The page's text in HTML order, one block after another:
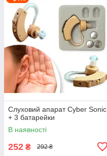
Слуховий апарат Cyber Sonic
+ 3 батарейки
В наявності
252 ₴ 292 ₴